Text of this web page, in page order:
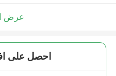
عرض
احصل على